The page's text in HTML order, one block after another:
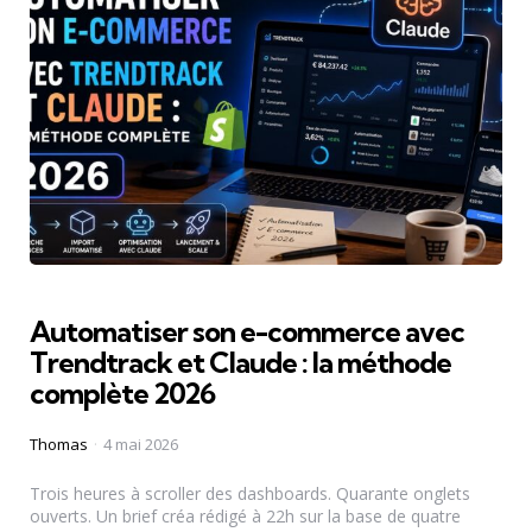
Automatiser son e-commerce avec
Trendtrack et Claude : la méthode
complète 2026
Posted
Thomas 4 mai 2026
Trois heures à scroller des dashboards. Quarante onglets
ouverts. Un brief créa rédigé à 22h sur la base de quatre